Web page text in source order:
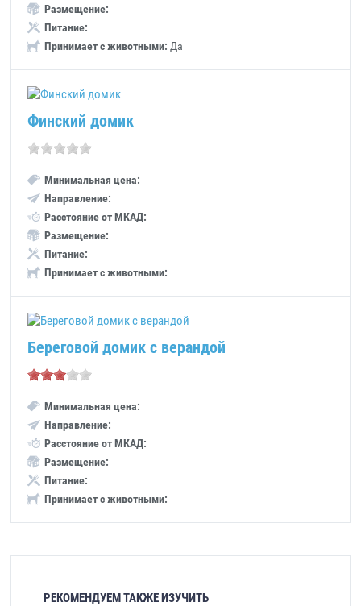
Размещение:
Питание:
Принимает с животными: Да
Финский домик
Минимальная цена:
Направление:
Расстояние от МКАД:
Размещение:
Питание:
Принимает с животными:
Береговой домик с верандой
Минимальная цена:
Направление:
Расстояние от МКАД:
Размещение:
Питание:
Принимает с животными:
РЕКОМЕНДУЕМ ТАКЖЕ ИЗУЧИТЬ